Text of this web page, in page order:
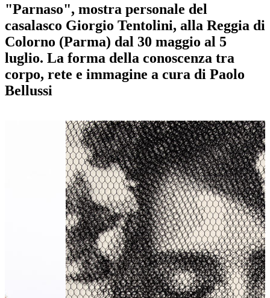
"Parnaso", mostra personale del
casalasco Giorgio Tentolini, alla Reggia di
Colorno (Parma) dal 30 maggio al 5
luglio. La forma della conoscenza tra
corpo, rete e immagine a cura di Paolo
Bellussi